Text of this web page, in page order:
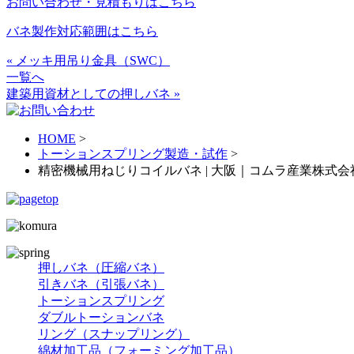
バネ製作対応範囲はこちら
« メッキ用吊り金具（SWC）
一覧へ
建築用資材としての押しバネ »
HOME >
トーションスプリング製造・試作 >
精密機械用ねじりコイルバネ | 大阪｜コムラ産業株式会
押しバネ（圧縮バネ）
引きバネ（引張バネ）
トーションスプリング
ダブルトーションバネ
リング（スナップリング）
綿材加工品（フォーミング加工品）